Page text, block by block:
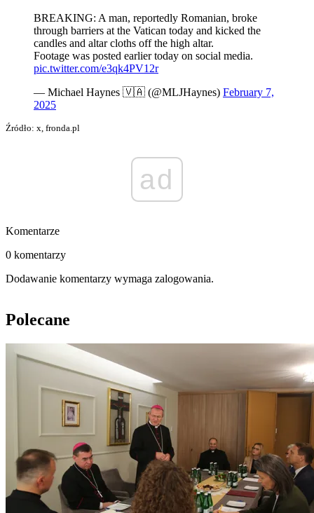
BREAKING: A man, reportedly Romanian, broke
through barriers at the Vatican today and kicked the
candles and altar cloths off the high altar.
Footage was posted earlier today on social media.
pic.twitter.com/e3qk4PV12r
— Michael Haynes 🇻🇦 (@MLJHaynes) February 7,
2025
Źródło: x, fronda.pl
ad
Komentarze
0 komentarzy
Dodawanie komentarzy wymaga zalogowania.
Polecane